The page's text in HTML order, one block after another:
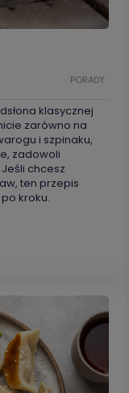
PORADY
klasycznej
zarówno na
i szpinaku,
zadowoli
chcesz
ten przepis
kroku.